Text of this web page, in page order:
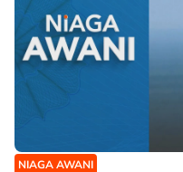
NIAGA AWANI